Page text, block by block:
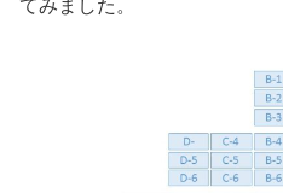
てみました。